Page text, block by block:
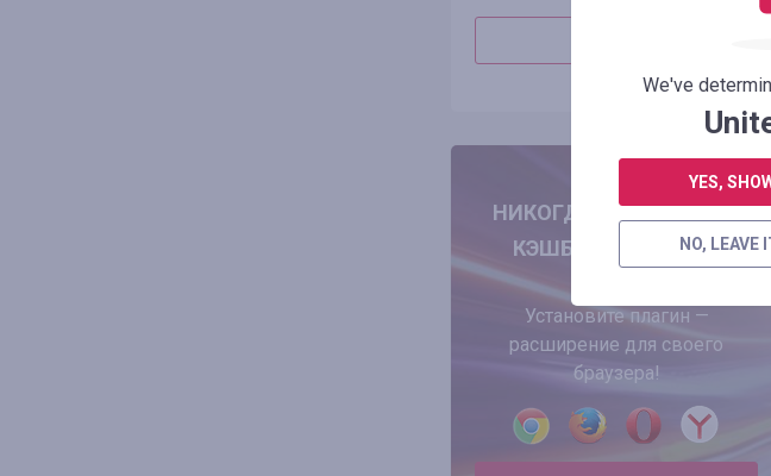
ПОДРОБНЕЕ
НИКОГДА НЕ УПУСКАТЬ
КЭШБЭК? РЕАЛЬНО!
Установите плагин —
расширение для своего
браузера!
We've
YES,
NO, LEAVE